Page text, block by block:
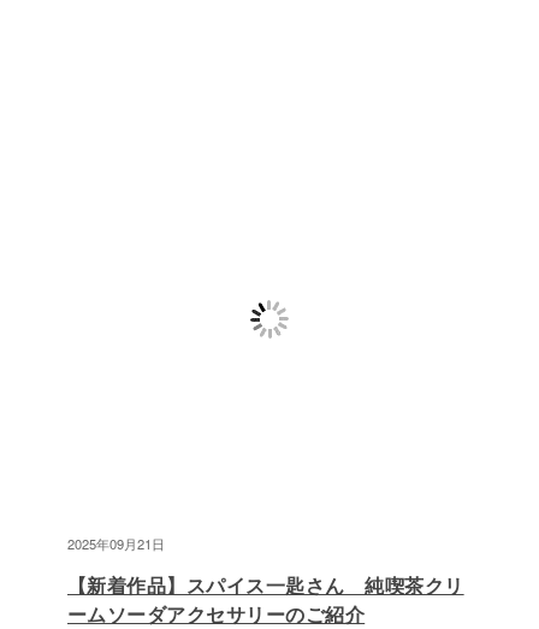
2025年09月21日
【新着作品】スパイス一匙さん 純喫茶クリ
ームソーダアクセサリーのご紹介